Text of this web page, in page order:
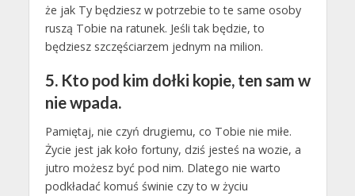
że jak Ty będziesz w potrzebie to te same osoby
ruszą Tobie na ratunek. Jeśli tak będzie, to
będziesz szczęściarzem jednym na milion.
5. Kto pod kim dołki kopie, ten sam w
nie wpada.
Pamiętaj, nie czyń drugiemu, co Tobie nie miłe.
Życie jest jak koło fortuny, dziś jesteś na wozie, a
jutro możesz być pod nim. Dlatego nie warto
podkładać komuś świnie czy to w życiu